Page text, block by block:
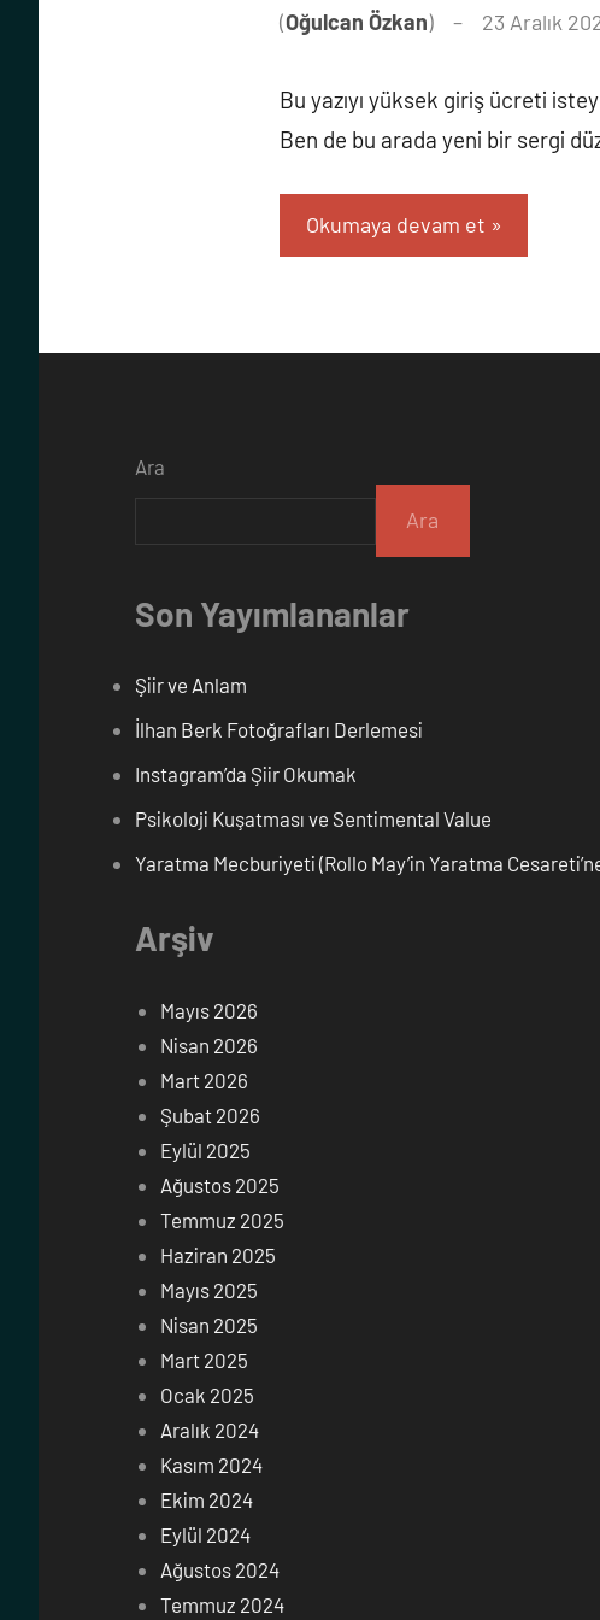
(Oğulcan Özkan) 23 Aralık
Bu yazıyı yüksek giriş ücreti
Ben de bu arada yeni bir sergi
Okumaya devam et
Ara
Ara
Son Yayımlananlar
Şiir ve Anlam
İlhan Berk Fotoğrafları Derlemesi
Instagram’da Şiir Okumak
Psikoloji Kuşatması ve Sentimental Value
Yaratma Mecburiyeti (Rollo May’in Yaratma
Arşiv
Mayıs 2026
Nisan 2026
Mart 2026
Şubat 2026
Eylül 2025
Ağustos 2025
Temmuz 2025
Haziran 2025
Mayıs 2025
Nisan 2025
Mart 2025
Ocak 2025
Aralık 2024
Kasım 2024
Ekim 2024
Eylül 2024
Ağustos 2024
Temmuz 2024